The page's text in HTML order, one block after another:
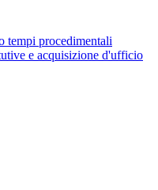
tempi procedimentali
e acquisizione d'ufficio